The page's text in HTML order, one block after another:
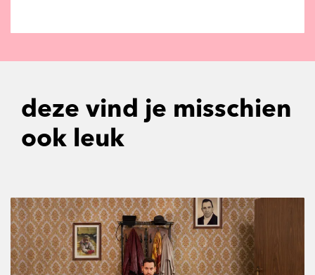
deze vind je misschien
ook leuk